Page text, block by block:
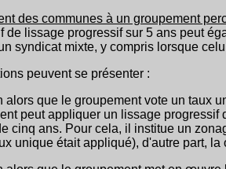
des communes à un groupement
de lissage progressif sur 5 ans peut
syndicat mixte, y compris lorsque
peuvent se présenter :
alors que le groupement vote un taux
peut appliquer un lissage
cinq ans. Pour cela, il institue un
unique était appliqué), d'autre part,